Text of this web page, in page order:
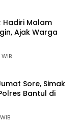
Hadiri Malam
Ajak Warga
Sore, Simak
Bantul di